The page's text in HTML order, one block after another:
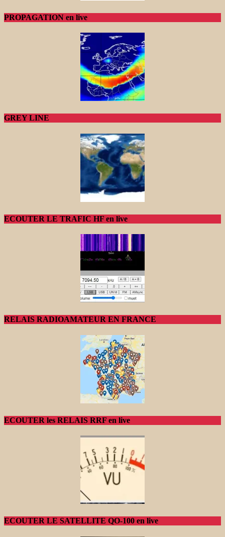
PROPAGATION en live
GREY LINE
ECOUTER LE TRAFIC HF en live
RELAIS RADIOAMATEUR EN FRANCE
ECOUTER les RELAIS RRF en live
ECOUTER LE SATELLITE QO-100 en live